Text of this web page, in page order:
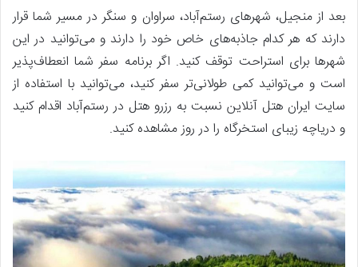
بعد از منجیل، شهرهای رستم‌آباد، سراوان و سنگر در مسیر شما قرار
دارند که هر کدام جاذبه‌های خاص خود را دارند و می‌توانید در این
شهرها برای استراحت توقف کنید. اگر برنامه سفر شما انعطاف‌پذیر
است و می‌توانید کمی طولانی‌تر سفر کنید، می‌توانید با استفاده از
سایت ایران هتل آنلاین نسبت به رزرو هتل در رستم‌آباد اقدام کنید
و دریاچه زیبای استخرگاه را در روز مشاهده کنید.